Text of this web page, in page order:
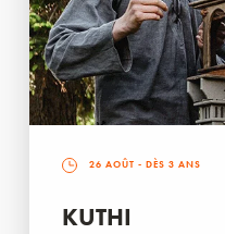
26 AOÛT - DÈS 3 ANS
KUTHI